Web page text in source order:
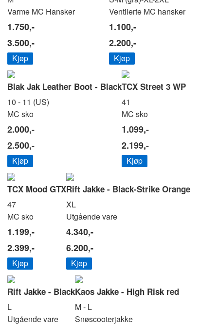
Varme MC Hansker
1.750,-
3.500,-
Kjøp
Ventilerte MC hansker
1.100,-
2.200,-
Kjøp
Blak Jak Leather Boot - Black
10 - 11 (US)
MC sko
2.000,-
2.500,-
Kjøp
TCX Street 3 WP
41
MC sko
1.099,-
2.199,-
Kjøp
TCX Mood GTX
47
MC sko
1.199,-
2.399,-
Kjøp
Rift Jakke - Black-Strike Orange
XL
Utgående vare
4.340,-
6.200,-
Kjøp
Rift Jakke - Black
L
Utgående vare
Kaos Jakke - High Risk red
M - L
Snøscooterjakke